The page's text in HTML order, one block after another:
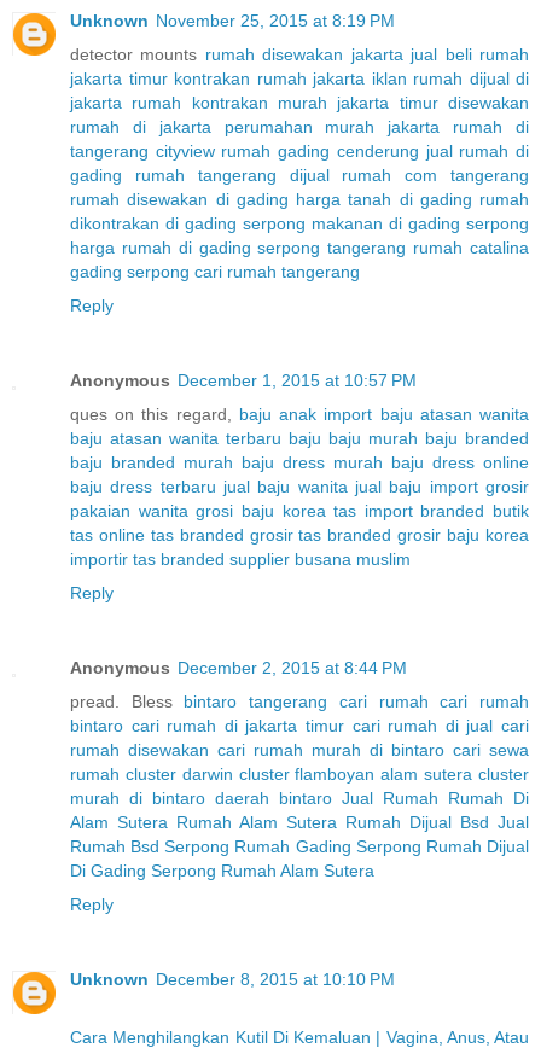
Unknown November 25, 2015 at 8:19 PM
detector mounts rumah disewakan jakarta jual beli rumah
jakarta timur kontrakan rumah jakarta iklan rumah dijual di
jakarta
rumah kontrakan murah jakarta timur disewakan
rumah di jakarta
perumahan murah jakarta
rumah di
tangerang cityview rumah gading cenderung jual rumah di
gading
rumah tangerang dijual
rumah com tangerang
rumah disewakan di gading harga tanah di gading rumah
dikontrakan di gading serpong makanan di gading serpong
harga rumah di gading serpong tangerang rumah catalina
gading serpong cari rumah tangerang
Reply
Anonymous December 1, 2015 at 10:57 PM
ques on this regard, baju anak import baju atasan wanita
baju atasan wanita terbaru baju baju murah baju branded
baju branded murah baju dress murah baju dress online
baju dress terbaru jual baju wanita jual baju import grosir
pakaian wanita grosi baju korea tas import branded butik
tas online tas branded grosir tas branded grosir baju korea
importir tas branded supplier busana muslim
Reply
Anonymous December 2, 2015 at 8:44 PM
pread. Bless bintaro tangerang cari rumah
cari rumah
bintaro cari rumah di jakarta timur cari rumah di jual cari
rumah disewakan cari rumah murah di bintaro cari sewa
rumah cluster darwin cluster flamboyan alam sutera cluster
murah di bintaro daerah bintaro Jual Rumah
Rumah Di
Alam Sutera Rumah Alam Sutera Rumah Dijual Bsd Jual
Rumah Bsd Serpong Rumah Gading Serpong Rumah Dijual
Di Gading Serpong Rumah Alam Sutera
Reply
Unknown December 8, 2015 at 10:10 PM
Cara Menghilangkan Kutil Di Kemaluan | Vagina, Anus, Atau